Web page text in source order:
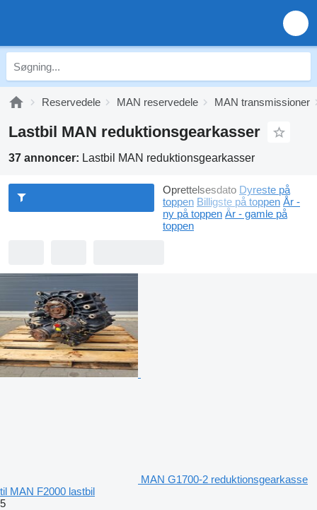
Reservedele MAN reservedele MAN transmissioner
Lastbil MAN reduktionsgearkasser
37 annoncer: Lastbil MAN reduktionsgearkasser
Oprettelsesdato Dyreste på
toppen Billigste på toppen År -
ny på toppen År - gamle på
toppen
MAN G1700-2 reduktionsgearkasse
til MAN F2000 lastbil
5